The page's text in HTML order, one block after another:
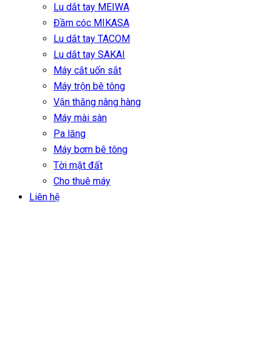
Lu dắt tay MEIWA
Đầm cóc MIKASA
Lu dắt tay TACOM
Lu dắt tay SAKAI
Máy cắt uốn sắt
Máy trộn bê tông
Vận thăng nâng hàng
Máy mài sàn
Pa lăng
Máy bơm bê tông
Tời mặt đất
Cho thuê máy
Liên hệ